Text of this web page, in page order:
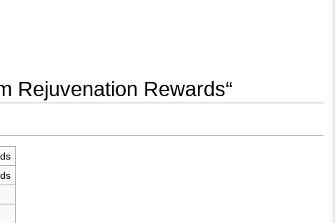
Rejuvenation Rewards“